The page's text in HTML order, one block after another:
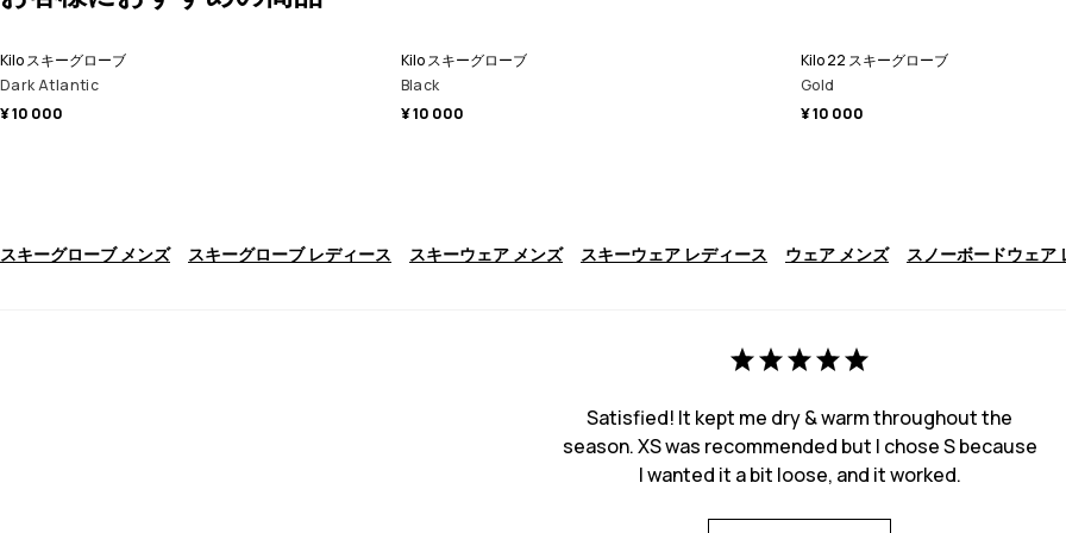
Kilo スキーグローブ
Dark Atlantic
¥ 10 000
Kilo スキーグローブ
Black
¥ 10 000
Kilo 22 スキーグローブ
Gold
¥ 10 000
スキーグローブ メンズ スキーグローブ レディース スキーウェア メンズ スキーウェア レディース ウェア メンズ スノーボードウェア
Satisfied! It kept me dry & warm throughout the
season. XS was recommended but I chose S because
I wanted it a bit loose, and it worked.